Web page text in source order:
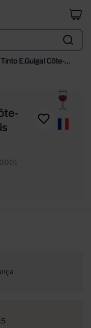
E.Guigal Côte-